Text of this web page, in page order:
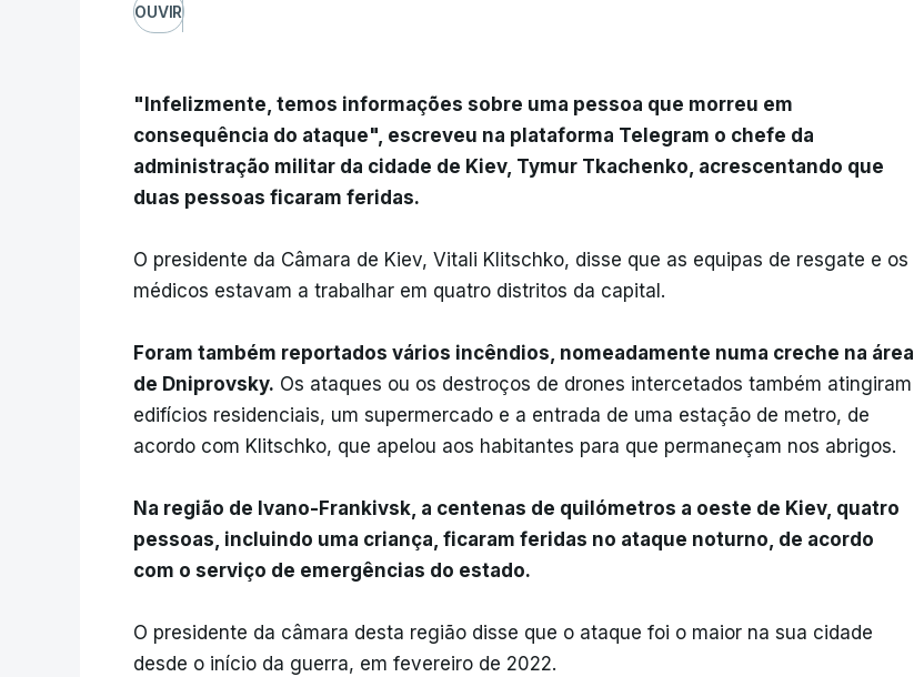
OUVIR
"Infelizmente, temos informações sobre uma pessoa que morreu em
consequência do ataque", escreveu na plataforma Telegram o chefe da
administração militar da cidade de Kiev, Tymur Tkachenko, acrescentando que
duas pessoas ficaram feridas.
O presidente da Câmara de Kiev, Vitali Klitschko, disse que as equipas de resgate e os
médicos estavam a trabalhar em quatro distritos da capital.
Foram também reportados vários incêndios, nomeadamente numa creche na área
de Dniprovsky. Os ataques ou os destroços de drones intercetados também atingiram
edifícios residenciais, um supermercado e a entrada de uma estação de metro, de
acordo com Klitschko, que apelou aos habitantes para que permaneçam nos abrigos.
Na região de Ivano-Frankivsk, a centenas de quilómetros a oeste de Kiev, quatro
pessoas, incluindo uma criança, ficaram feridas no ataque noturno, de acordo
com o serviço de emergências do estado.
O presidente da câmara desta região disse que o ataque foi o maior na sua cidade
desde o início da guerra, em fevereiro de 2022.